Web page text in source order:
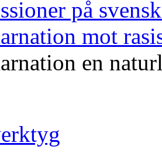
på
mot
en